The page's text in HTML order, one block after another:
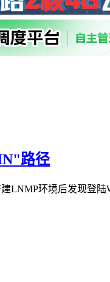
路径
LNMP环境后发现登